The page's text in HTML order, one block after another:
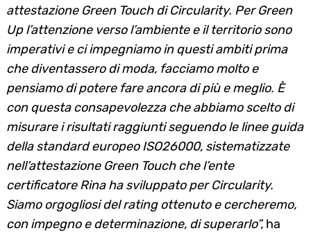
attestazione Green Touch di Circularity. Per Green
Up l’attenzione verso l’ambiente e il territorio sono
imperativi e ci impegniamo in questi ambiti prima
che diventassero di moda, facciamo molto e
pensiamo di potere fare ancora di più e meglio. È
con questa consapevolezza che abbiamo scelto di
misurare i risultati raggiunti seguendo le linee guida
della standard europeo ISO26000, sistematizzate
nell’attestazione Green Touch che l’ente
certificatore Rina ha sviluppato per Circularity.
Siamo orgogliosi del rating ottenuto e cercheremo,
con impegno e determinazione, di superarlo”,ha
for: